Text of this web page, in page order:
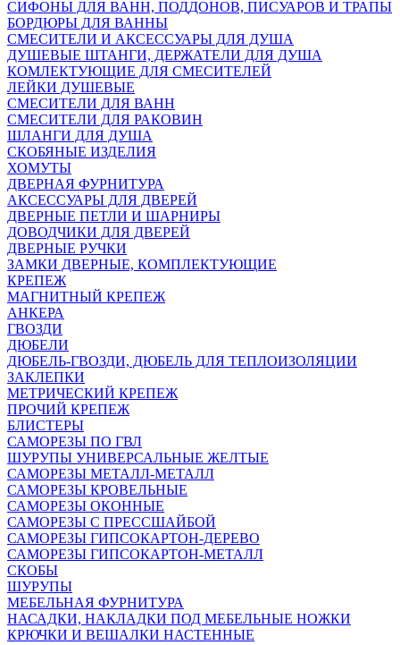
СИФОНЫ ДЛЯ ВАНН, ПОДДОНОВ, ПИСУАРОВ И ТРАПЫ
БОРДЮРЫ ДЛЯ ВАННЫ
СМЕСИТЕЛИ И АКСЕССУАРЫ ДЛЯ ДУША
ДУШЕВЫЕ ШТАНГИ, ДЕРЖАТЕЛИ ДЛЯ ДУША
КОМЛЕКТУЮЩИЕ ДЛЯ СМЕСИТЕЛЕЙ
ЛЕЙКИ ДУШЕВЫЕ
СМЕСИТЕЛИ ДЛЯ ВАНН
СМЕСИТЕЛИ ДЛЯ РАКОВИН
ШЛАНГИ ДЛЯ ДУША
СКОБЯНЫЕ ИЗДЕЛИЯ
ХОМУТЫ
ДВЕРНАЯ ФУРНИТУРА
АКСЕССУАРЫ ДЛЯ ДВЕРЕЙ
ДВЕРНЫЕ ПЕТЛИ И ШАРНИРЫ
ДОВОДЧИКИ ДЛЯ ДВЕРЕЙ
ДВЕРНЫЕ РУЧКИ
ЗАМКИ ДВЕРНЫЕ, КОМПЛЕКТУЮЩИЕ
КРЕПЕЖ
МАГНИТНЫЙ КРЕПЕЖ
АНКЕРА
ГВОЗДИ
ДЮБЕЛИ
ДЮБЕЛЬ-ГВОЗДИ, ДЮБЕЛЬ ДЛЯ ТЕПЛОИЗОЛЯЦИИ
ЗАКЛЕПКИ
МЕТРИЧЕСКИЙ КРЕПЕЖ
ПРОЧИЙ КРЕПЕЖ
БЛИСТЕРЫ
САМОРЕЗЫ ПО ГВЛ
ШУРУПЫ УНИВЕРСАЛЬНЫЕ ЖЕЛТЫЕ
САМОРЕЗЫ МЕТАЛЛ-МЕТАЛЛ
САМОРЕЗЫ КРОВЕЛЬНЫЕ
САМОРЕЗЫ ОКОННЫЕ
САМОРЕЗЫ С ПРЕССШАЙБОЙ
САМОРЕЗЫ ГИПСОКАРТОН-ДЕРЕВО
САМОРЕЗЫ ГИПСОКАРТОН-МЕТАЛЛ
СКОБЫ
ШУРУПЫ
МЕБЕЛЬНАЯ ФУРНИТУРА
НАСАДКИ, НАКЛАДКИ ПОД МЕБЕЛЬНЫЕ НОЖКИ
КРЮЧКИ И ВЕШАЛКИ НАСТЕННЫЕ